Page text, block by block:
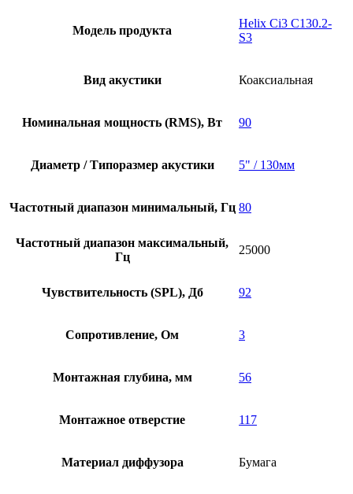
Модель продукта
Helix Ci3 C130.2-
S3
Вид акустики Коаксиальная
Номинальная мощность (RMS), Вт 90
Диаметр / Типоразмер акустики 5" / 130мм
Частотный диапазон минимальный, Гц 80
Частотный диапазон максимальный,
Гц
25000
Чувствительность (SPL), Дб 92
Сопротивление, Ом 3
Монтажная глубина, мм 56
Монтажное отверстие 117
Материал диффузора Бумага